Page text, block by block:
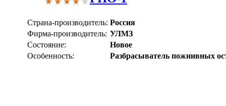
Страна-производитель: Россия
Фирма-производитель: УЛМЗ
Состояние:
Новое
Особенность:
Разбрасыватель пожнивных